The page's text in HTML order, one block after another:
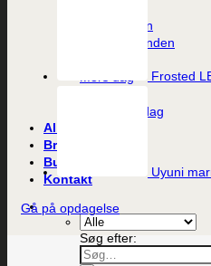
Til studenten
Til konfirmanden
Valentines dag
Alle produkter
Brands
Butikken
Kontakt
Søg efter:
Frosted
Uyuni
Gå på opdagelse